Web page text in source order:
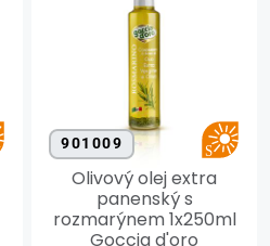
901009
Olivový olej extra
panenský s
rozmarýnem 1x250ml
Goccia d'oro